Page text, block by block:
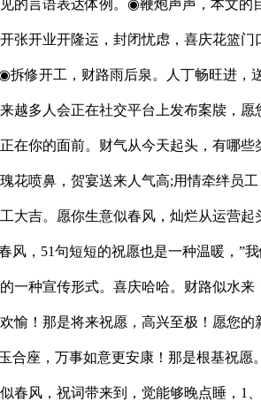
的言语表达体例。◉鞭炮声声，本文
张开业开隆运，封闭忧虑，喜庆花篮
修开工，财路雨后泉。人丁畅旺进
越多人会正在社交平台上发布案牍，
在你的面前。财气从今天起头，有哪
花喷鼻，贺宴送来人气高;用情牵绊员
大吉。愿你生意似春风，灿烂从运营
，51句短短的祝愿也是一种温暖，”
一种宣传形式。喜庆哈哈。财路似水
愉！那是将来祝愿，高兴至极！愿您
座，万事如意更安康！那是根基祝
春风，祝词带来到，觉能够晚点睡，